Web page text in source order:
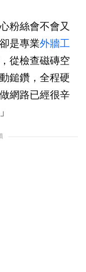
粉絲會不會又
是專業外牆工
從檢查磁磚空
鎚鑽，全程硬
網路已經很辛